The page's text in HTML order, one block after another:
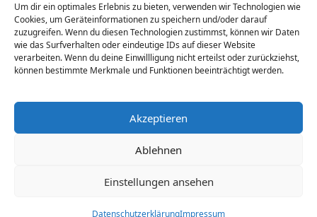
Um dir ein optimales Erlebnis zu bieten, verwenden wir Technologien wie
Cookies, um Geräteinformationen zu speichern und/oder darauf
zuzugreifen. Wenn du diesen Technologien zustimmst, können wir Daten
wie das Surfverhalten oder eindeutige IDs auf dieser Website
verarbeiten. Wenn du deine Einwillligung nicht erteilst oder zurückziehst,
können bestimmte Merkmale und Funktionen beeinträchtigt werden.
Akzeptieren
Ablehnen
Einstellungen ansehen
DatenschutzerklärungImpressum
Shop des Anbieters verbindlich. Bitte
überprüfe den Preis vor dem Kauf
direkt beim Händler.
© 2026 Geschenkideen-1a.de. Alle Rechte
vorbehalten.